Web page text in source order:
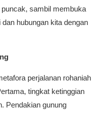
sambil membuka
hubungan kita dengan
perjalanan rohaniah
tingkat ketinggian
Pendakian gunung